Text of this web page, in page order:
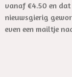
vanaf €4.50 en
nieuwsgierig
even een mailtje